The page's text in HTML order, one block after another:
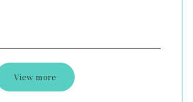
View more